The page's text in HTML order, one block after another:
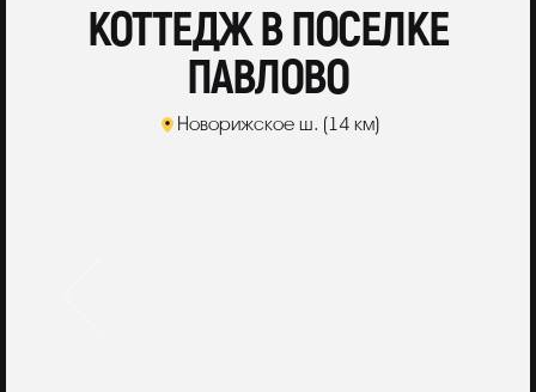
КОТТЕДЖ В ПОСЕЛКЕ
ПАВЛОВО
Новорижское ш. (14 км)